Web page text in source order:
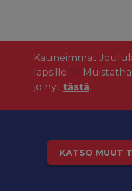
Kauneimmat
lapsille
jo nyt tästä.
KATSO MUUT